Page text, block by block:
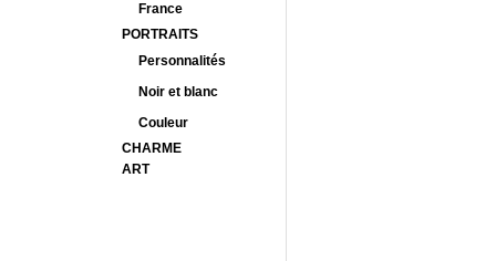
France
PORTRAITS
Personnalités
Noir et blanc
Couleur
CHARME
ART